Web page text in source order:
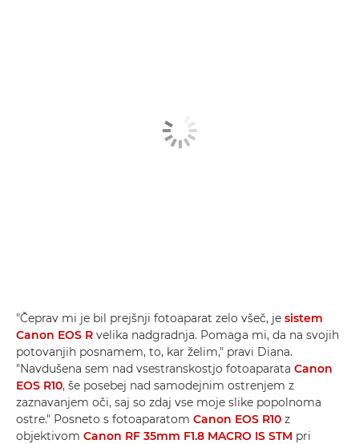
"Čeprav mi je bil prejšnji fotoaparat zelo všeč, je sistem
Canon EOS R velika nadgradnja. Pomaga mi, da na svojih
potovanjih posnamem, to, kar želim," pravi Diana.
"Navdušena sem nad vsestranskostjo fotoaparata Canon
EOS R10, še posebej nad samodejnim ostrenjem z
zaznavanjem oči, saj so zdaj vse moje slike popolnoma
ostre." Posneto s fotoaparatom Canon EOS R10 z
objektivom Canon RF 35mm F1.8 MACRO IS STM pri